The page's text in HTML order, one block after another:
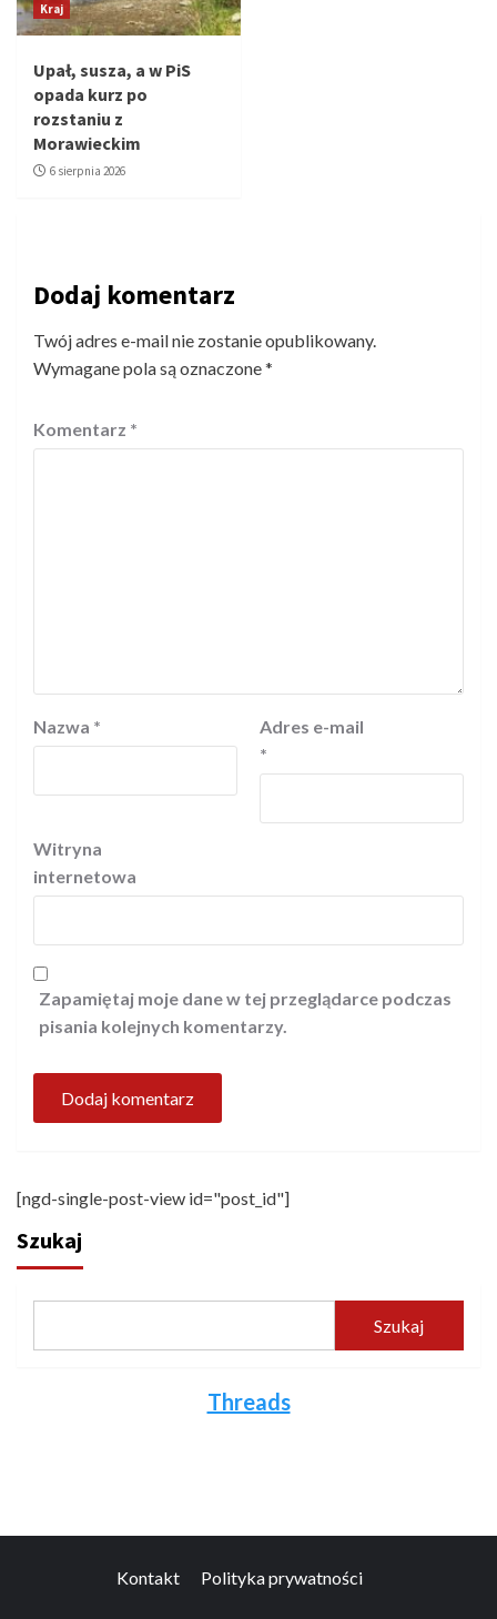
Kraj
Upał, susza, a w PiS
opada kurz po
rozstaniu z
Morawieckim
6 sierpnia 2026
Dodaj komentarz
Twój adres e-mail nie zostanie opublikowany.
Wymagane pola są oznaczone*
Komentarz *
Nazwa *
Adres e-mail
*
Witryna
internetowa
Zapamiętaj moje dane w tej przeglądarce podczas
pisania kolejnych komentarzy.
[ngd-single-post-view id="post_id"]
Szukaj
Szukaj
Threads
Kontakt Polityka prywatności